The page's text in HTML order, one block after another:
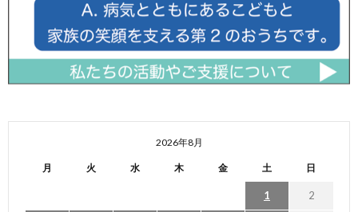
2026年8月
月 火 水 木 金 土 日
1 2